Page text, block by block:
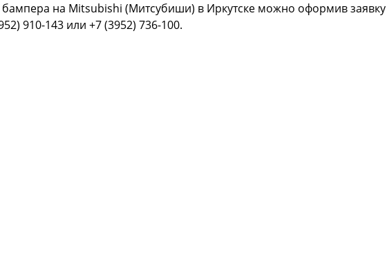
бампера на Mitsubishi (Митсубиши) в Иркутске можно оформив заявку
910-143 или +7 (3952) 736-100.